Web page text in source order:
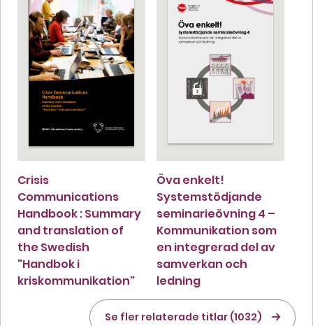
Crisis
Communications
Handbook : Summary
and translation of
the Swedish
"Handbok i
kriskommunikation"
Öva enkelt!
Systemstödjande
seminarieövning 4 –
Kommunikation som
en integrerad del av
samverkan och
ledning
Se fler relaterade titlar (1032)